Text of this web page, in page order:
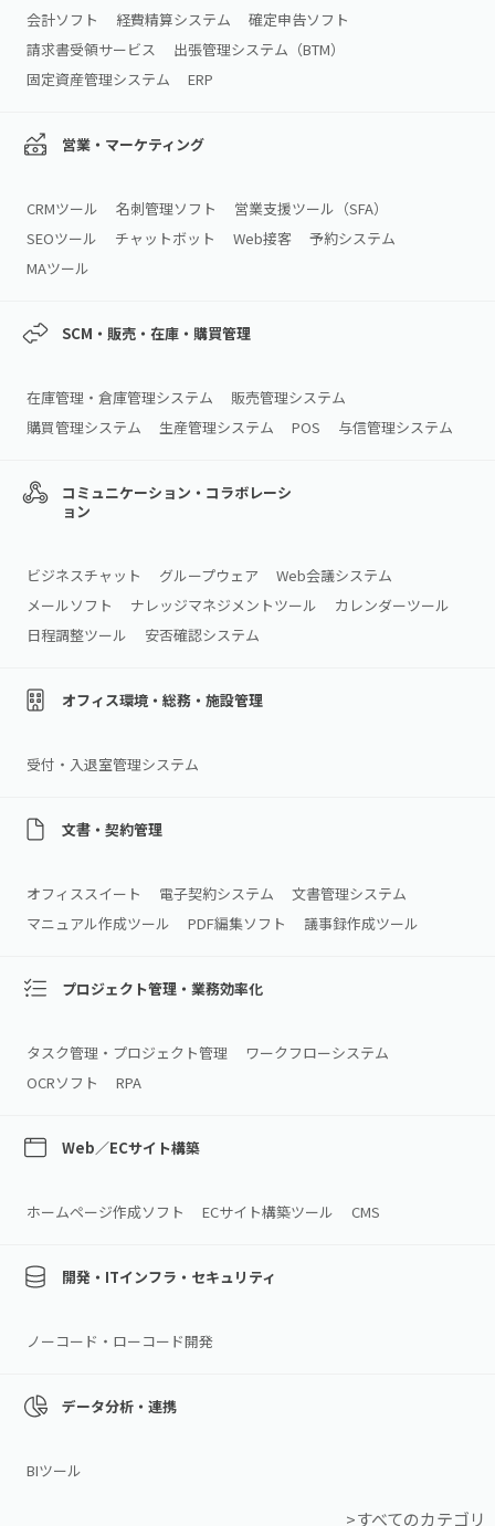
会計ソフト 経費精算システム
確定申告ソフト
請求書受領サービス
出張管理システム（BTM）
固定資産管理システム
ERP
営業・マーケティング
CRMツール 名刺管理ソフト
営業支援ツール（SFA）
SEOツール
チャットボット Web接客
予約システム
MAツール
SCM・販売・在庫・購買管理
在庫管理・倉庫管理システム
販売管理システム
購買管理システム
生産管理システム POS 与信管理システム
コミュニケーション・コラボレーシ
ョン
ビジネスチャット グループウェア
Web会議システム
メールソフト
ナレッジマネジメントツール
カレンダーツール
日程調整ツール
安否確認システム
オフィス環境・総務・施設管理
受付・入退室管理システム
文書・契約管理
オフィススイート 電子契約システム
文書管理システム
マニュアル作成ツール
PDF編集ソフト 議事録作成ツール
プロジェクト管理・業務効率化
タスク管理・プロジェクト管理
ワークフローシステム
OCRソフト
RPA
Web／ECサイト構築
ホームページ作成ソフト ECサイト構築ツール CMS
開発・ITインフラ・セキュリティ
ノーコード・ローコード開発
データ分析・連携
BIツール
>すべてのカテゴリ